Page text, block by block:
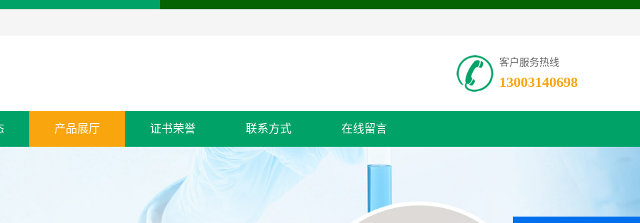
客户服务热线
13003140698
产品展厅 证书荣誉 联系方式 在线留言